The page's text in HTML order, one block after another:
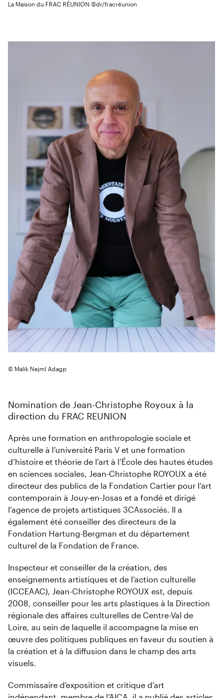
La Maison du FRAC RÉUNION ©dr/fracréunion
© Malik Nejml Adagp
Nomination de Jean-Christophe Royoux à la
direction du FRAC REUNION
Après une formation en anthropologie sociale et
culturelle à l’université Paris V et une formation
d’histoire et théorie de l’art à l’École des hautes études
en sciences sociales, Jean-Christophe ROYOUX a été
directeur des publics de la Fondation Cartier pour l’art
contemporain à Jouy-en-Josas et a fondé et dirigé
l’agence de projets artistiques 3CAssociés. Il a
également été conseiller des directeurs de la
Fondation Hartung-Bergman et du département
culturel de la Fondation de France.
Inspecteur et conseiller de la création, des
enseignements artistiques et de l’action culturelle
(ICCEAAC), Jean-Christophe ROYOUX est, depuis
2008, conseiller pour les arts plastiques à la Direction
régionale des affaires culturelles de Centre-Val de
Loire, au sein de laquelle il accompagne la mise en
œuvre des politiques publiques en faveur du soutien à
la création et à la diffusion dans le champ des arts
visuels.
Commissaire d’exposition et critique d’art